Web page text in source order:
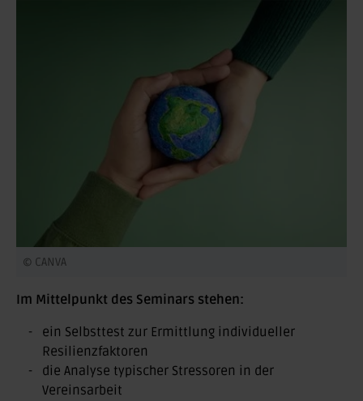
© CANVA
Im Mittelpunkt des Seminars stehen:
ein Selbsttest zur Ermittlung individueller
Resilienzfaktoren
die Analyse typischer Stressoren in der
Vereinsarbeit